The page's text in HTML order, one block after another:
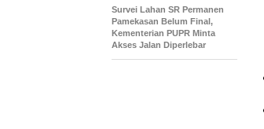
Survei Lahan SR Permanen
Pamekasan Belum Final,
Kementerian PUPR Minta
Akses Jalan Diperlebar